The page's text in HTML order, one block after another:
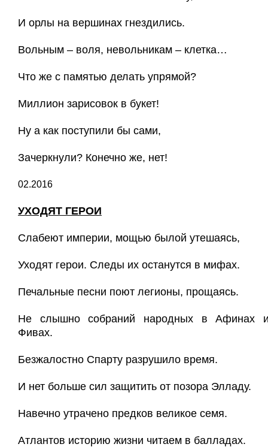
И орлы на вершинах гнездились.
Вольным – воля, невольникам – клетка…
Что же с памятью делать упрямой?
Миллион зарисовок в букет!
Ну а как поступили бы сами,
Зачеркнули? Конечно же, нет!
02.2016
УХОДЯТ ГЕРОИ
Слабеют империи, мощью былой утешаясь,
Уходят герои. Следы их останутся в мифах.
Печальные песни поют легионы, прощаясь.
Не слышно собраний народных в Афинах
Фивах.
Безжалостно Спарту разрушило время.
И нет больше сил защитить от позора Элладу.
Навечно утрачено предков великое семя.
Атлантов историю жизни читаем в балладах.